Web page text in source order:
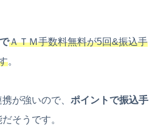
ＡＴＭ手数料無料が5回&振込手
。
が強いので、 ポイントで振込手
そうです。